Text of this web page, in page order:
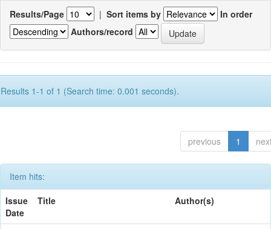
Results/Page | Sort items by
In order
Authors/record
Results 1-1 of 1 (Search time: 0.001 seconds).
previous 1
Item hits:
Issue
Date
Title Author(s)